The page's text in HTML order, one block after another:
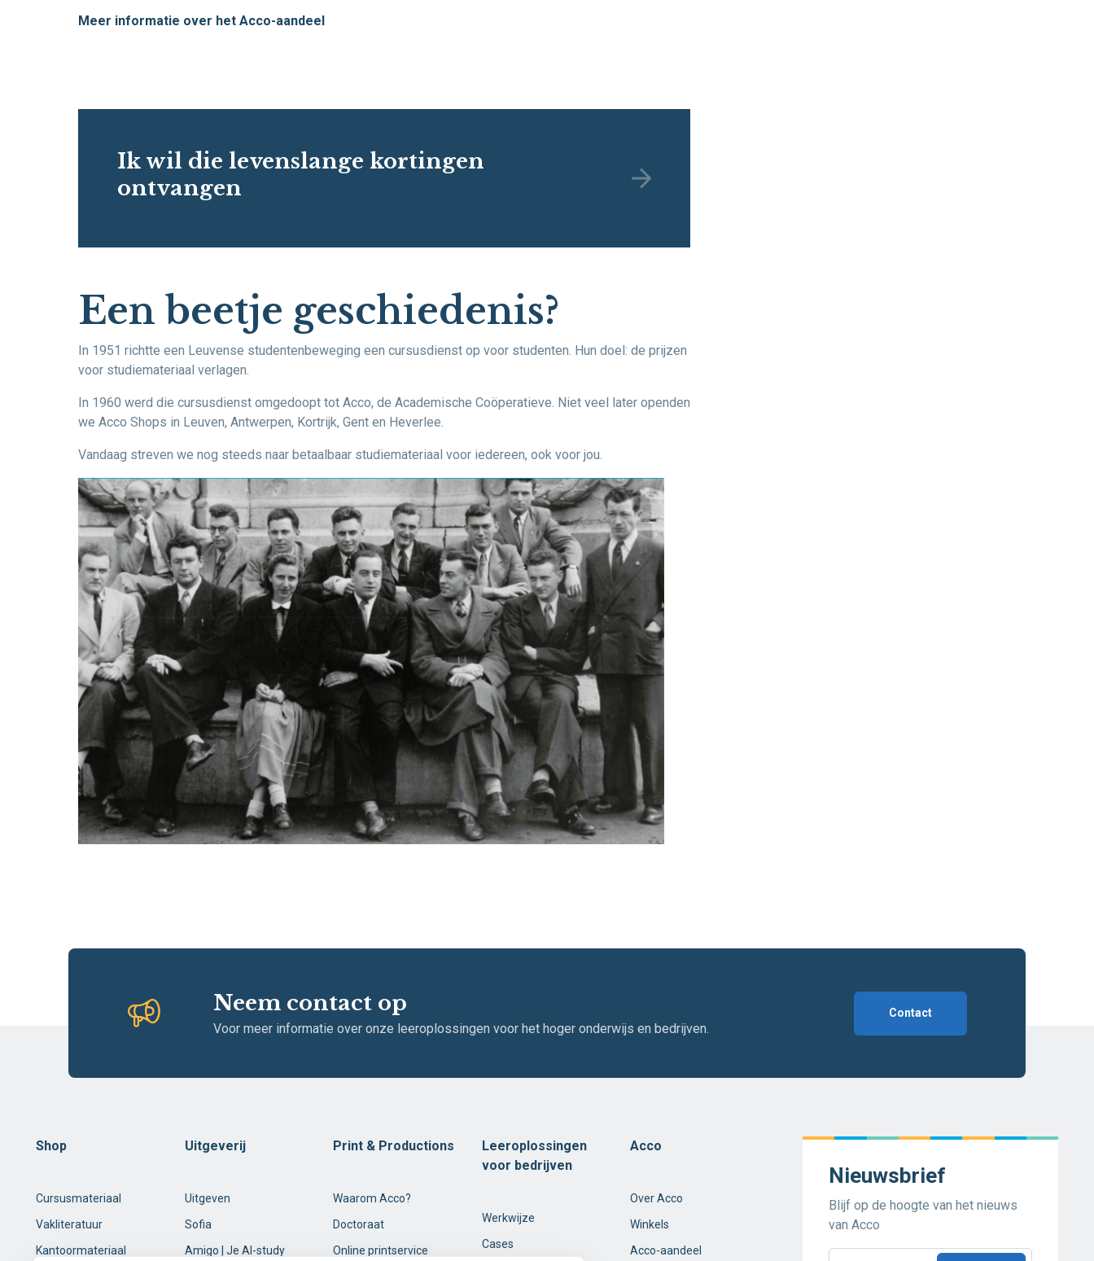
Meer informatie over het Acco-aandeel
Ik wil die levenslange kortingen
ontvangen
Een beetje geschiedenis?
In 1951 richtte een Leuvense studentenbeweging een cursusdienst op voor studenten. Hun doel: de prijzen
voor studiemateriaal verlagen.
In 1960 werd die cursusdienst omgedoopt tot Acco, de Academische Coöperatieve. Niet veel later openden
we Acco Shops in Leuven, Antwerpen, Kortrijk, Gent en Heverlee.
Vandaag streven we nog steeds naar betaalbaar studiemateriaal voor iedereen, ook voor jou.
Neem contact op
Voor meer informatie over onze leeroplossingen voor het hoger onderwijs en bedrijven.
Contact
Shop
Cursusmateriaal
Vakliteratuur
Kantoormateriaal
Uitgeverij
Uitgeven
Sofia
Amigo | Je AI-study
Print & Productions
Waarom Acco?
Doctoraat
Online printservice
Leeroplossingen
voor bedrijven
Werkwijze
Cases
Acco
Over Acco
Winkels
Acco-aandeel
Nieuwsbrief
Blijf op de hoogte van het nieuws
van Acco